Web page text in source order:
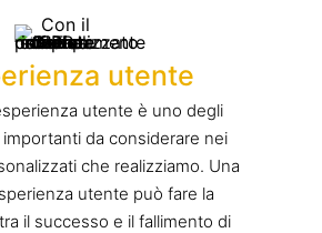
utente
utente è uno degli
da considerare nei
che realizziamo. Una
utente può fare la
il successo e il fallimento di